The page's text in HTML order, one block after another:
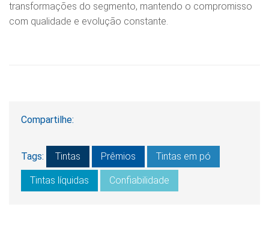
transformações do segmento, mantendo o compromisso
com qualidade e evolução constante.
Compartilhe:
Tags: Tintas Prêmios Tintas em pó
Tintas líquidas Confiabilidade